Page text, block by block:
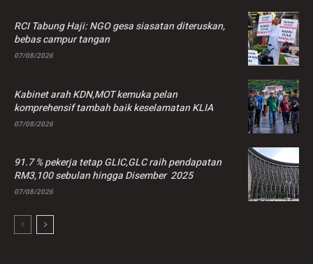
RCI Tabung Haji: NGO gesa siasatan diteruskan,
bebas campur tangan
07/08/2026
Kabinet arah KDN,MOT kemuka pelan
komprehensif tambah baik keselamatan KLIA
07/08/2026
91.7 % pekerja tetap GLIC,GLC raih pendapatan
RM3,100 sebulan hingga Disember 2025
07/08/2026